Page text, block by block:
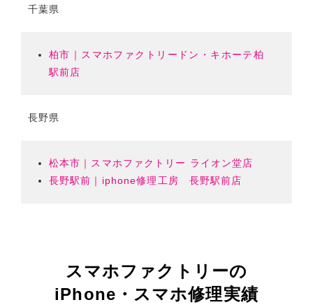
千葉県
柏市｜スマホファクトリードン・キホーテ柏
駅前店
長野県
松本市｜スマホファクトリー ライオン堂店
長野駅前｜iphone修理工房 長野駅前店
スマホファクトリーの
iPhone・スマホ修理実績